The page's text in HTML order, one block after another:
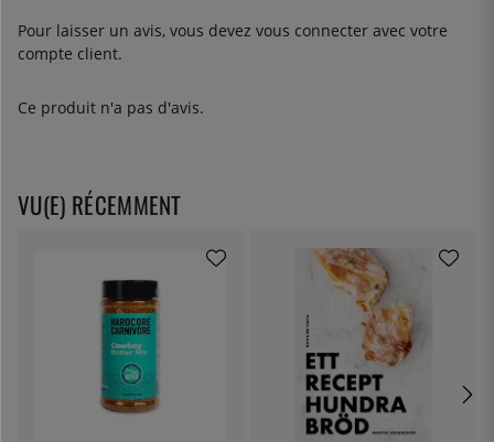
Pour laisser un avis, vous devez vous connecter avec votre
compte client.
Ce produit n'a pas d'avis.
VU(E) RÉCEMMENT